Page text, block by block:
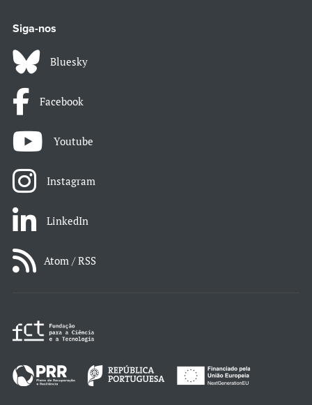
Siga-nos
Bluesky
Facebook
Youtube
Instagram
LinkedIn
Atom / RSS